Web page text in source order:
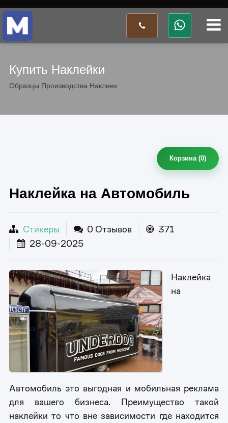
Купить Наклейки
Образцы Производства Наклеек
Корзина (0)
Наклейка на Автомобиль
Стикеры 0 Отзывов
371
28-09-2025
Наклейка
на
Автомобиль это выгодная и мобильная реклама
для вашего бизнеса. Преимущество такой
наклейки то что вне зависимости где находится